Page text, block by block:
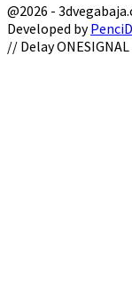
@2026 -
Developed by
Facebook
Twitter
Instagram
Youtube
Email
// Delay ONESIGNAL